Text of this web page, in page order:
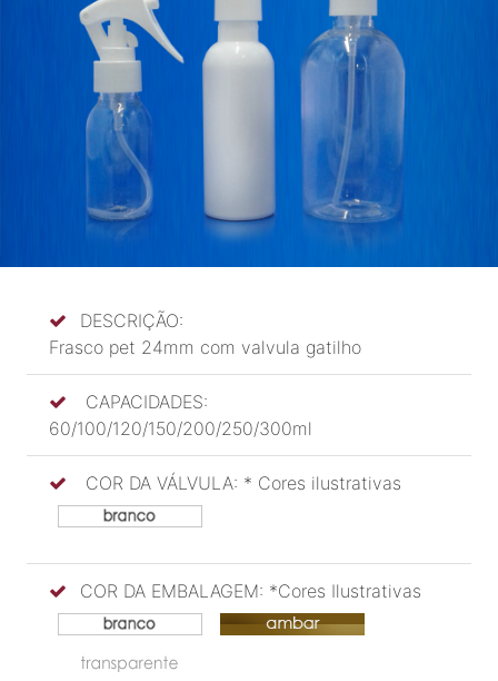
DESCRIÇÃO:
Frasco pet 24mm com valvula gatilho
CAPACIDADES:
60/100/120/150/200/250/300ml
COR DA VÁLVULA: * Cores ilustrativas
COR DA EMBALAGEM: *Cores Ilustrativas